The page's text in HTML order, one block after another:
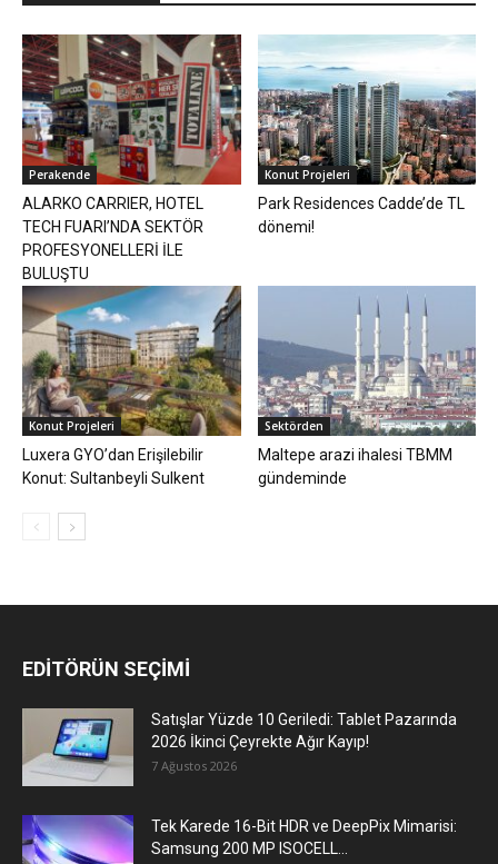
Perakende
ALARKO CARRIER, HOTEL
TECH FUARI’NDA SEKTÖR
PROFESYONELLERİ İLE
BULUŞTU
Konut Projeleri
Park Residences Cadde’de TL
dönemi!
Konut Projeleri
Luxera GYO’dan Erişilebilir
Konut: Sultanbeyli Sulkent
Sektörden
Maltepe arazi ihalesi TBMM
gündeminde
EDİTÖRÜN SEÇİMİ
Satışlar Yüzde 10 Geriledi: Tablet Pazarında
2026 İkinci Çeyrekte Ağır Kayıp!
7 Ağustos 2026
Tek Karede 16-Bit HDR ve DeepPix Mimarisi:
Samsung 200 MP ISOCELL...